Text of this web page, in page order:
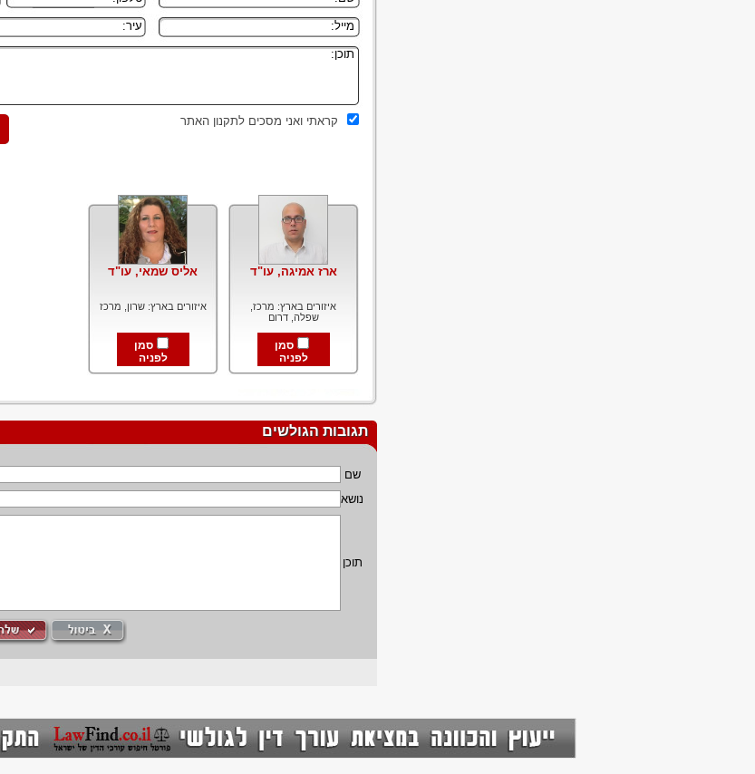
קראתי ואני מסכים לתקנון האתר
ארז אמיגה, עו"ד
איזורים בארץ: מרכז,
שפלה, דרום
סמן
לפניה
אליס שמאי, עו"ד
איזורים בארץ: שרון, מרכז
סמן
לפניה
תגובות הגולשים
שם
נושא
תוכן